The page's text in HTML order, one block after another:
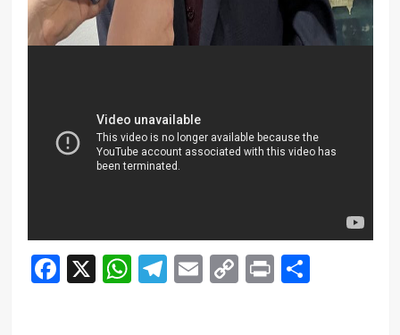
Facebook
X WhatsApp
Telegram
EmailCopy
Print